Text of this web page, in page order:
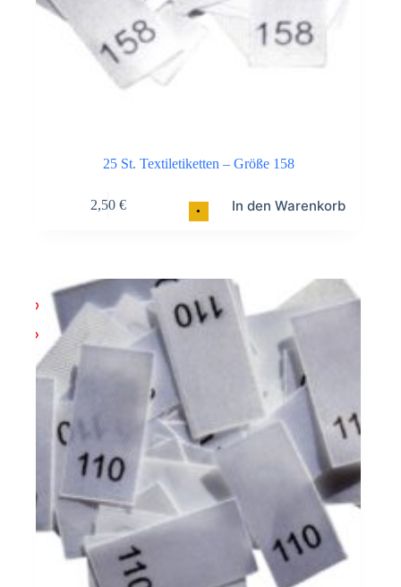
•
25 St. Textiletiketten – Größe 158
2,50 € In den Warenkorb